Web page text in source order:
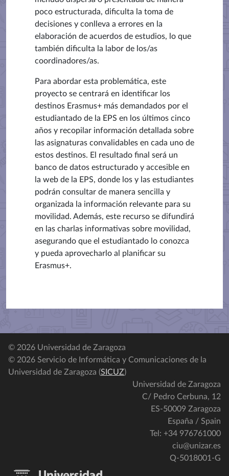
poco estructurada, dificulta la toma de
decisiones y conlleva a errores en la
elaboración de acuerdos de estudios, lo que
también dificulta la labor de los/as
coordinadores/as.
Para abordar esta problemática, este
proyecto se centrará en identificar los
destinos Erasmus+ más demandados por el
estudiantado de la EPS en los últimos cinco
años y recopilar información detallada sobre
las asignaturas convalidables en cada uno de
estos destinos. El resultado final será un
banco de datos estructurado y accesible en
la web de la EPS, donde los y las estudiantes
podrán consultar de manera sencilla y
organizada la información relevante para su
movilidad. Además, este recurso se difundirá
en las charlas informativas sobre movilidad,
asegurando que el estudiantado lo conozca
y pueda aprovecharlo al planificar su
Erasmus+.
© 2026 Universidad de Zaragoza
© 2026 Servicio de Informática y Comunicaciones de la
Universidad de Zaragoza (SICUZ)
Universidad de Zaragoza
C/ Pedro Cerbuna, 12
ES-50009 Zaragoza
España / Spain
Tel: +34 976761000
ciu@unizar.es
Q-5018001-G